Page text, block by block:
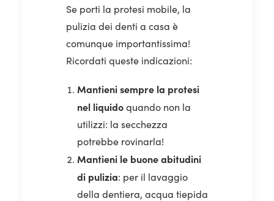
Se porti la protesi mobile, la
pulizia dei denti a casa è
comunque importantissima!
Ricordati queste indicazioni:
Mantieni sempre la protesi
nel liquidoquando non la
utilizzi: la secchezza
potrebbe rovinarla!
Mantieni le buone abitudini
di pulizia: per il lavaggio
della dentiera, acqua tiepida